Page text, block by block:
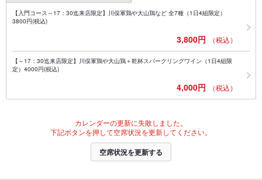
【入門コース～17：30迄来店限定】川俣軍鶏や大山鶏など 全7種（1日4組限定）
3800円(税込)
3,800円 （税込）
【～17：30迄来店限定】川俣軍鶏や大山鶏＋乾杯スパークリングワイン（1日4組限
定）4000円(税込)
4,000円 （税込）
カレンダーの更新に失敗しました。
下記ボタンを押して空席状況を更新してください。
空席状況を更新する